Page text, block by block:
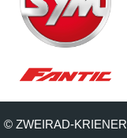
© ZWEIRAD-KRIENER